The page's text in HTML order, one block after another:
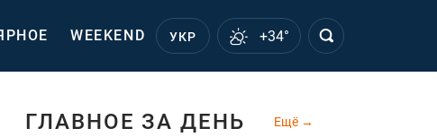
WEEKEND УКР +34°
ГЛАВНОЕ ЗА ДЕНЬ Ещё